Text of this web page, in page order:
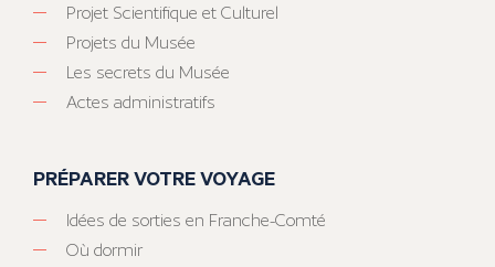
Projet Scientifique et Culturel
Projets du Musée
Les secrets du Musée
Actes administratifs
PRÉPARER VOTRE VOYAGE
Idées de sorties en Franche-Comté
Où dormir